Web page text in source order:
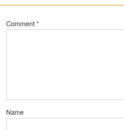
Comment*
Name